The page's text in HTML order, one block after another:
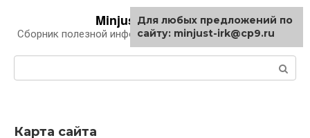
контенту
Minjust-irk.ru
Сборник полезной информации про автомобили
Карта сайта
Для любых предложений по
сайту: minjust-irk@cp9.ru